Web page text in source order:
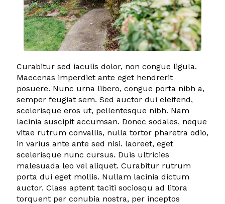
Curabitur sed iaculis dolor, non congue ligula.
Maecenas imperdiet ante eget hendrerit
posuere. Nunc urna libero, congue porta nibh a,
semper feugiat sem. Sed auctor dui eleifend,
scelerisque eros ut, pellentesque nibh. Nam
lacinia suscipit accumsan. Donec sodales, neque
vitae rutrum convallis, nulla tortor pharetra odio,
in varius ante ante sed nisi. laoreet, eget
scelerisque nunc cursus. Duis ultricies
malesuada leo vel aliquet. Curabitur rutrum
porta dui eget mollis. Nullam lacinia dictum
auctor. Class aptent taciti sociosqu ad litora
torquent per conubia nostra, per inceptos